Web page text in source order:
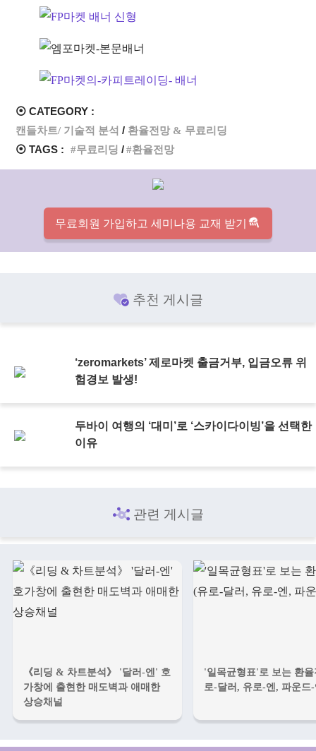
⦿ CATEGORY :
캔들차트/ 기술적 분석
환율전망 & 무료리딩
⦿ TAGS :
무료리딩 환율전망
무료회원 가입하고 세미나용 교재 받기
추천 게시글
‘zeromarkets’ 제로마켓 출금거부, 입금오류 위
험경보 발생!
두바이 여행의 ‘대미’로 ‘스카이다이빙’을 선택한
이유
관련 게시글
《리딩 & 차트분석》 '달러-엔' 호
가창에 출현한 매도벽과 애매한
상승채널
'일목균형표'로 보는 환
로-달러, 유로-엔, 파운드